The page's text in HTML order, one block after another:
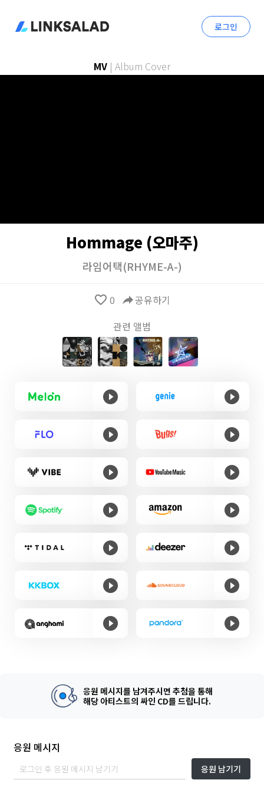
로그인
MV | Album Cover
Hommage (오마주)
라임어택(RHYME-A-)
favorite_border 0 reply공유하기
관련 앨범
응원 메시지를 남겨주시면 추첨을 통해
해당 아티스트의 싸인 CD를 드립니다.
응원 메시지
응원 남기기